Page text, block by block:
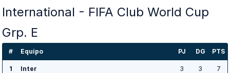
International - FIFA Club World Cup
Grp. E
# Equipo PJ DG PTS
1 Inter 3 3 7